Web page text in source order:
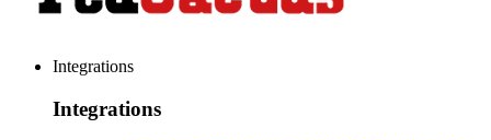
Integrations
Integrations